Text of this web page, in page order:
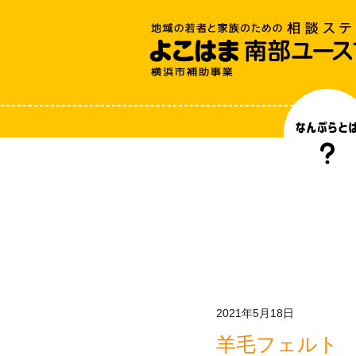
2021年5月18日
羊毛フェルト